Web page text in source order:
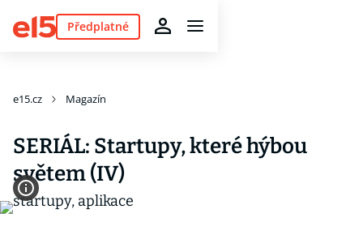
Předplatné
e15.cz Magazín
SERIÁL: Startupy, které hýbou
světem (IV)